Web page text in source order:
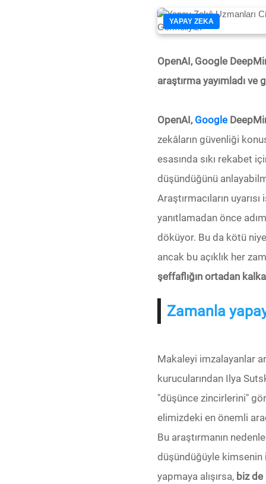
YAPAY ZEKA
OpenAI, Google
araştırma yayımladı
OpenAI, Google
zekâların güvenliği
esasında sıkı rekabet
düşündüğünü
Araştırmacıların
yanıtlamadan önce
döküyor. Bu da kötü
ancak bu açıklık her
şeffaflığın ortadan
Zamanla
Makaleyi imzalayanlar
kurucularından Ilya
"düşünce zincirlerini"
elimizdeki en önemli
Bu araştırmanın
düşündüğüyle kimsenin
yapmaya alışırsa, biz